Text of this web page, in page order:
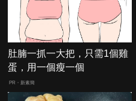
肚腩一抓一大把，只需1個雞
蛋，用一個瘦一個
PR・新素簡